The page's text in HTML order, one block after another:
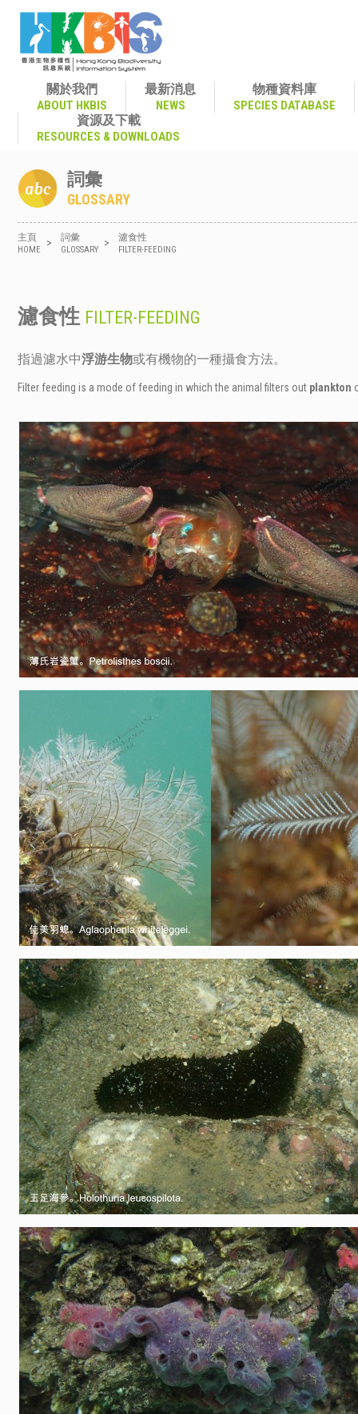
關於我們
ABOUT HKBIS
最新消息
NEWS
物種資料庫
SPECIES DATABASE
資源及下載
RESOURCES & DOWNLOADS
詞彙
GLOSSARY
主頁
HOME
> 詞彙
GLOSSARY
> 濾食性
FILTER-FEEDING
濾食性 FILTER-FEEDING
指過濾水中浮游生物或有機物的一種攝食方法。
Filter feeding is a mode of feeding in which the animal filters out plankton